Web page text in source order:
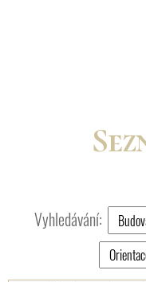
Vyhledávání: